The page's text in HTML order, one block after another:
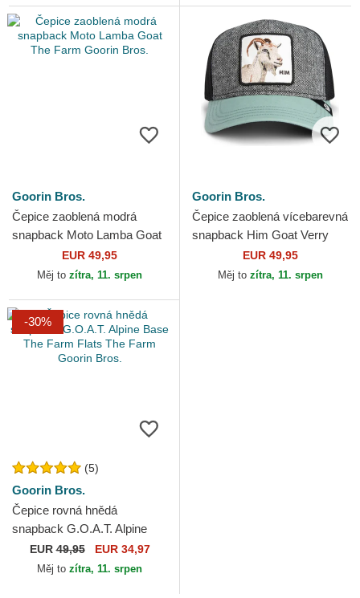
Goorin Bros.
Čepice zaoblená modrá
snapback Moto Lamba Goat
The Farm Goorin Bros.
EUR 49,95
Měj to zítra, 11. srpen
Goorin Bros.
Čepice zaoblená vícebarevná
snapback Him Goat Verry
Dapper The Farm Goorin
Bros.
EUR 49,95
Měj to zítra, 11. srpen
-30%
(5)
Goorin Bros.
Čepice rovná hnědá
snapback G.O.A.T. Alpine
Base The Farm Flats The
Farm Goorin Bros.
EUR49,95 EUR 34,97
Měj to zítra, 11. srpen